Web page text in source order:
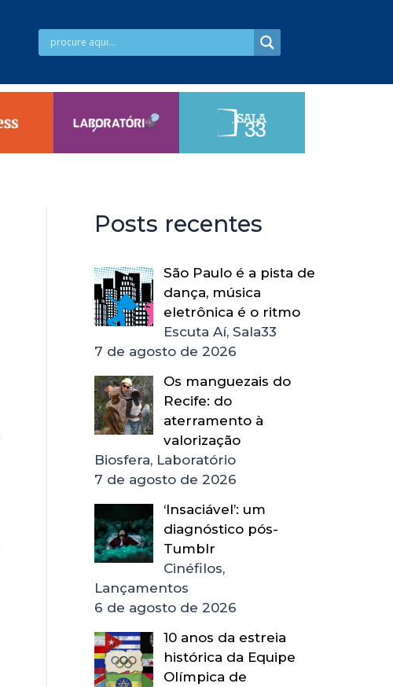
Posts recentes
São Paulo é a pista de
dança, música
eletrônica é o ritmo
Escuta Aí, Sala33
7 de agosto de 2026
Os manguezais do
Recife: do
aterramento à
valorização
Biosfera, Laboratório
7 de agosto de 2026
‘Insaciável’: um
diagnóstico pós-
Tumblr
Cinéfilos,
Lançamentos
6 de agosto de 2026
10 anos da estreia
histórica da Equipe
Olímpica de